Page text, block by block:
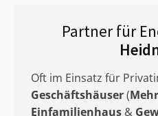
Partner für
Oft im Einsatz für
Geschäftshäuser(
Einfamilienhaus &